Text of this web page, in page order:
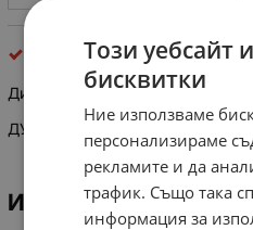
Дистанционни за телевизори
Дистанционно управление
ДУ за Део
ИНФОРМАЦИЯ
Този уебсайт
бисквитки
Ние използваме
персонализираме
рекламите и да
трафик. Също така
информация за